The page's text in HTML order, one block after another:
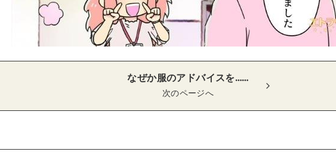
なぜか服のアドバイスを……
次のページへ